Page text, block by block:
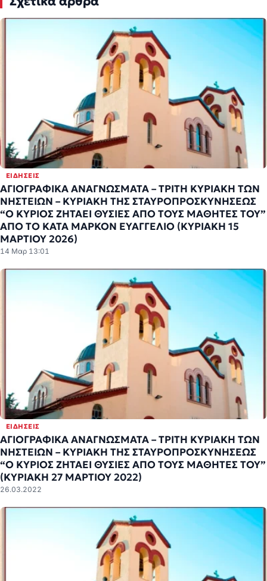
ΕΙΔΉΣΕΙΣ
ΑΓΙΟΓΡΑΦΙΚΑ ΑΝΑΓΝΩΣΜΑΤΑ – ΤΡΙΤΗ ΚΥΡΙΑΚΗ ΤΩΝ
ΝΗΣΤΕΙΩΝ – ΚΥΡΙΑΚΗ ΤΗΣ ΣΤΑΥΡΟΠΡΟΣΚΥΝΗΣΕΩΣ
“Ο ΚΥΡΙΟΣ ΖΗΤΑΕΙ ΘΥΣΙΕΣ ΑΠΟ ΤΟΥΣ ΜΑΘΗΤΕΣ ΤΟΥ”
ΑΠΟ ΤΟ ΚΑΤΑ ΜΑΡΚΟΝ ΕΥΑΓΓΕΛΙΟ (ΚΥΡΙΑΚΗ 15
ΜΑΡΤΙΟΥ 2026)
14 Μαρ 13:01
ΕΙΔΉΣΕΙΣ
ΑΓΙΟΓΡΑΦΙΚΑ ΑΝΑΓΝΩΣΜΑΤΑ – ΤΡΙΤΗ ΚΥΡΙΑΚΗ ΤΩΝ
ΝΗΣΤΕΙΩΝ – ΚΥΡΙΑΚΗ ΤΗΣ ΣΤΑΥΡΟΠΡΟΣΚΥΝΗΣΕΩΣ
“Ο ΚΥΡΙΟΣ ΖΗΤΑΕΙ ΘΥΣΙΕΣ ΑΠΟ ΤΟΥΣ ΜΑΘΗΤΕΣ ΤΟΥ”
(ΚΥΡΙΑΚΗ 27 ΜΑΡΤΙΟΥ 2022)
26.03.2022